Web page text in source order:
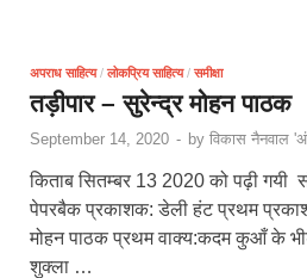
अपराध साहित्य/ लोकप्रिय साहित्य/ समीक्षा
तड़ीपार – सुरेन्द्र मोहन पाठक
September 14, 2020 - by विकास नैनवाल
किताब सितम्बर 13 2020 को पढ़ी गयी
पेपरबैक प्रकाशक: डेली हंट प्रथम
मोहन पाठक प्रथम वाक्य:कदम कुआँ के
शुक्ला …